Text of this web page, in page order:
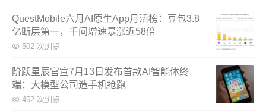
QuestMobile六月AI原生App月活榜：豆包3.8
亿断层第一，千问增速暴涨近58倍
502 次浏览
阶跃星辰官宣7月13日发布首款AI智能体终
端：大模型公司造手机抢跑
452 次浏览